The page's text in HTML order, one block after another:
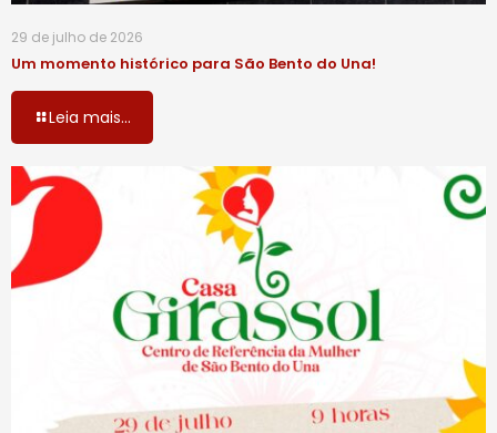
29 de julho de 2026
Um momento histórico para São Bento do Una!
Leia mais...